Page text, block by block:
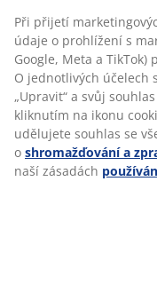
Zoran
covidu, kdy
veškerá
přes
nárůstu
jasným
udržet vysokou
Při přijetí
údaje o prohlížení s
Google, Meta a
O jednotlivých účelech
„Upravit“ a svůj
kliknutím na ikonu
udělujete souhlas se
o shromažďování a
naší zásadách